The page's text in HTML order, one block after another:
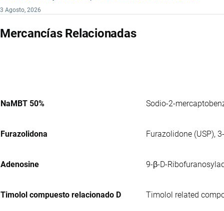
3 Agosto, 2026
Mercancías Relacionadas
NaMBT 50% Sodio-2-
Furazolidona Furazolidone (USP),
Adenosine 9-β-D-
Timolol compuesto relacionado D Timolol related